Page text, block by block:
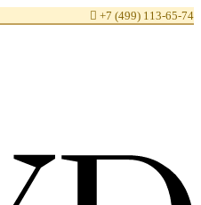
 +7 (499) 113-65-74